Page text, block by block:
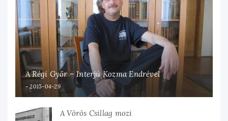
A Régi Győr – Interjú Kozma Endrével
2015-04-29
A Vörös Csillag mozi